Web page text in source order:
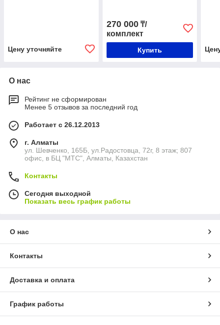
Цену уточняйте
270 000₸/
комплект
Купить
О нас
Рейтинг не сформирован
Менее 5 отзывов за последний год
Работает с 26.12.2013
г. Алматы
ул. Шевченко, 165Б, ул.​Радостовца, 72г, 8 этаж; 807
офис, в БЦ "МТС", Алматы, Казахстан
Контакты
Сегодня выходной
Показать весь график работы
О нас
Контакты
Доставка и оплата
График работы